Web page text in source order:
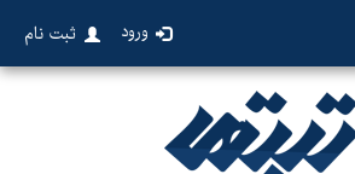
ورود ثبت نام